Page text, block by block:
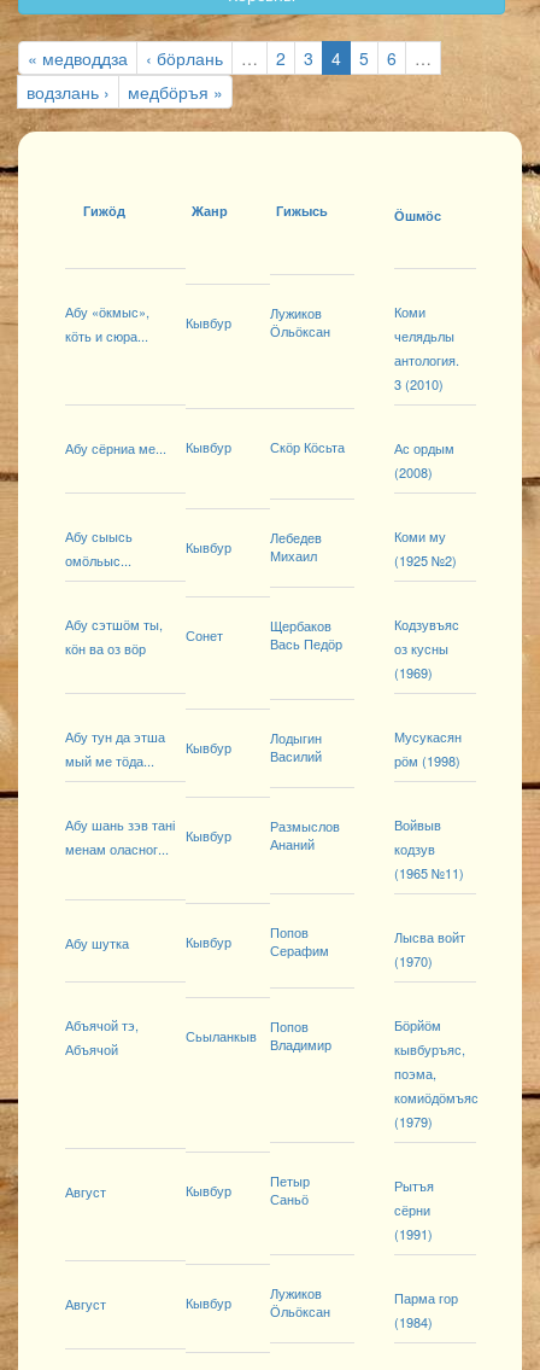
« медводдза ‹ бӧрлань … 2 3 4 5 6
…
водзлань ›
медбӧръя »
Гижӧд Жанр Гижысь Ӧшмӧс
Абу «ӧкмыс»,
кӧть и сюра...
Кывбур
Лужиков
Ӧльӧксан
Коми
челядьлы
антология.
3 (2010)
Абу сёрниа ме... Кывбур Скӧр Кӧсьта
Ас ордым
(2008)
Абу сыысь
омӧльыс...
Кывбур
Лебедев
Михаил
Коми му
(1925 №2)
Абу сэтшӧм ты,
кӧн ва оз вӧр
Сонет
Щербаков
Вась Педӧр
Кодзувъяс
оз кусны
(1969)
Абу тун да этша
мый ме тӧда...
Кывбур
Лодыгин
Василий
Мусукасян
рӧм (1998)
Абу шань зэв тані
менам оласног...
Кывбур
Размыслов
Ананий
Войвыв
кодзув
(1965 №11)
Абу шутка Кывбур
Попов
Серафим
Лысва войт
(1970)
Абъячой тэ,
Абъячой
Сьыланкыв
Попов
Владимир
Бӧрйӧм
кывбуръяс,
поэма,
комиӧдӧмъяс
(1979)
Август Кывбур
Петыр
Саньӧ
Рытъя
сёрни
(1991)
Август Кывбур
Лужиков
Ӧльӧксан
Парма гор
(1984)